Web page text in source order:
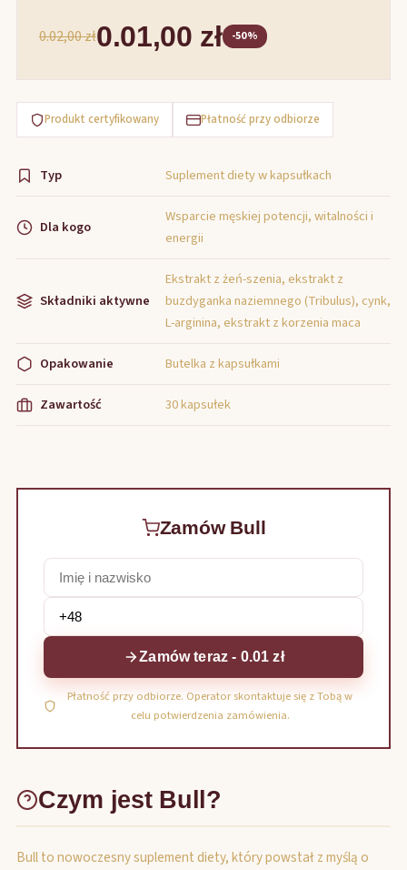
0.02,00 zł0.01,00 zł -50%
Produkt certyfikowany Płatność przy odbiorze
Typ Suplement diety w kapsułkach
Dla kogo
Wsparcie męskiej potencji, witalności i
energii
Składniki aktywne
Ekstrakt z żeń-szenia, ekstrakt z
buzdyganka naziemnego (Tribulus), cynk,
L-arginina, ekstrakt z korzenia maca
Opakowanie Butelka z kapsułkami
Zawartość 30 kapsułek
Zamów Bull
Zamów teraz - 0.01 zł
Płatność przy odbiorze. Operator skontaktuje się z Tobą w
celu potwierdzenia zamówienia.
Czym jest Bull?
Bull to nowoczesny suplement diety, który powstał z myślą o